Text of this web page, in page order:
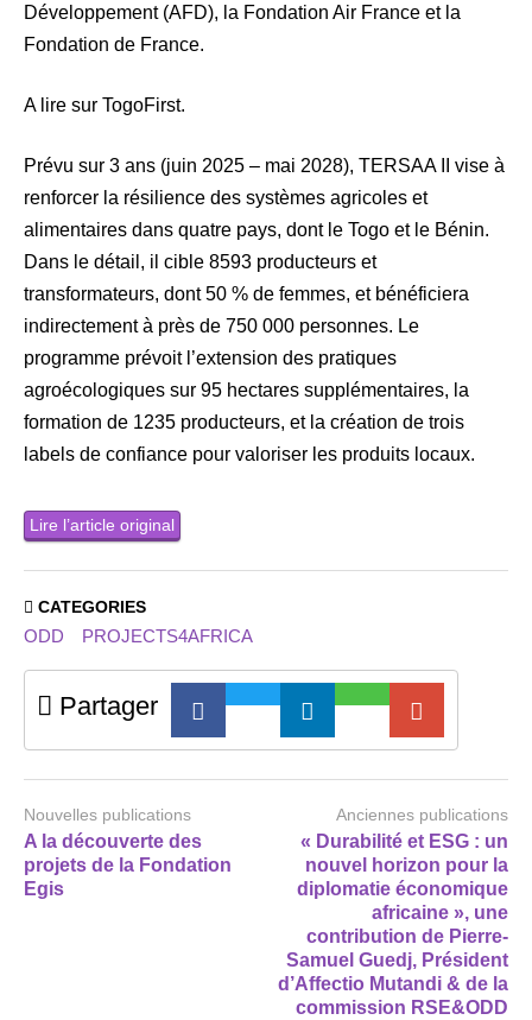
Développement (AFD), la Fondation Air France et la
Fondation de France.
A lire sur TogoFirst.
Prévu sur 3 ans (juin 2025 – mai 2028), TERSAA II vise à
renforcer la résilience des systèmes agricoles et
alimentaires dans quatre pays, dont le Togo et le Bénin.
Dans le détail, il cible 8593 producteurs et
transformateurs, dont 50 % de femmes, et bénéficiera
indirectement à près de 750 000 personnes. Le
programme prévoit l’extension des pratiques
agroécologiques sur 95 hectares supplémentaires, la
formation de 1235 producteurs, et la création de trois
labels de confiance pour valoriser les produits locaux.
Lire l’article original
CATEGORIES
ODD PROJECTS4AFRICA
Partager
Nouvelles publications
A la découverte des
projets de la Fondation
Egis
Anciennes publications
« Durabilité et ESG : un
nouvel horizon pour la
diplomatie économique
africaine », une
contribution de Pierre-
Samuel Guedj, Président
d’Affectio Mutandi & de la
commission RSE&ODD